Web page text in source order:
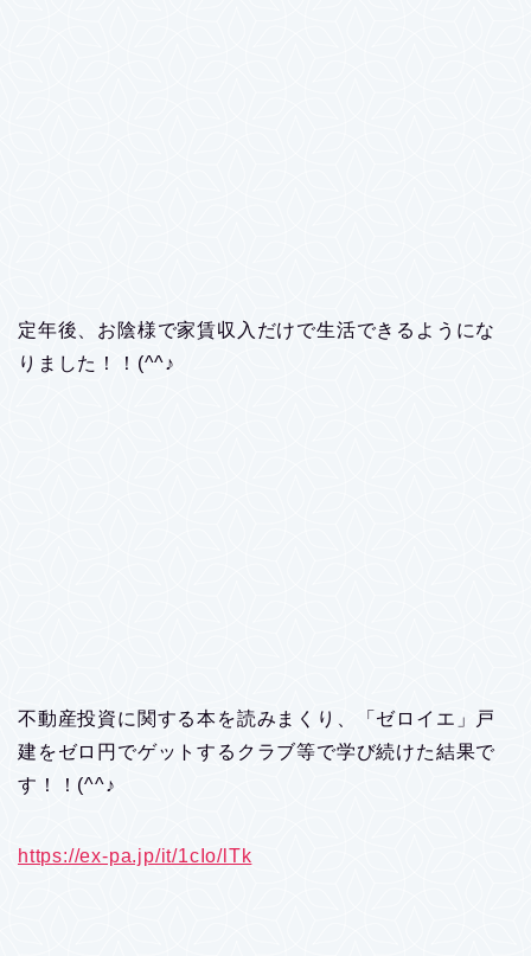
定年後、お陰様で家賃収入だけで生活できるようにな
りました！！(^^♪
不動産投資に関する本を読みまくり、「ゼロイエ」戸
建をゼロ円でゲットするクラブ等で学び続けた結果で
す！！(^^♪
https://ex-pa.jp/it/1cIo/lTk